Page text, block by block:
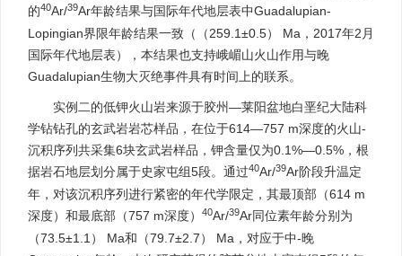
的40Ar/39Ar年龄结果与国际年代地层表中Guadalupian-
Lopingian界限年龄结果一致（（259.1±0.5） Ma，2017年2月
国际年代地层表），本结果也支持峨嵋山火山作用与晚
Guadalupian生物大灭绝事件具有时间上的联系。
实例二的低钾火山岩来源于胶州—莱阳盆地白垩纪大陆科
学钻钻孔的玄武岩岩芯样品，在位于614—757 m深度的火山-
沉积序列共采集6块玄武岩样品，钾含量仅为0.1%—0.5%，根
据岩石地层划分属于史家屯组5段。通过40Ar/39Ar阶段升温定
年，对该沉积序列进行紧密的年代学限定，其最顶部（614 m
深度）和最底部（757 m深度）
40Ar/39Ar同位素年龄分别为
（73.5±1.1） Ma和（79.7±2.7） Ma，对应于中-晚